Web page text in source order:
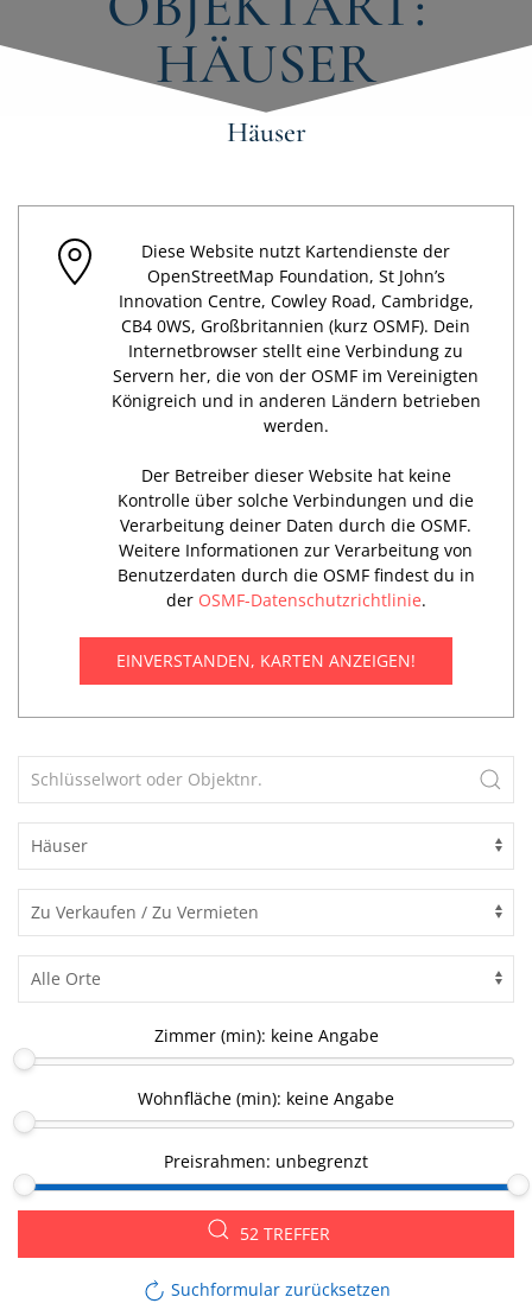
HÄUSER
Häuser
Diese Website nutzt Kartendienste der
OpenStreetMap Foundation, St John’s
Innovation Centre, Cowley Road, Cambridge,
CB4 0WS, Großbritannien (kurz OSMF). Dein
Internetbrowser stellt eine Verbindung zu
Servern her, die von der OSMF im Vereinigten
Königreich und in anderen Ländern betrieben
werden.
Der Betreiber dieser Website hat keine
Kontrolle über solche Verbindungen und die
Verarbeitung deiner Daten durch die OSMF.
Weitere Informationen zur Verarbeitung von
Benutzerdaten durch die OSMF findest du in
der OSMF-Datenschutzrichtlinie.
EINVERSTANDEN, KARTEN ANZEIGEN!
Zimmer (min): keine Angabe
Wohnfläche (min): keine Angabe
Preisrahmen: unbegrenzt
52 TREFFER
Suchformular zurücksetzen